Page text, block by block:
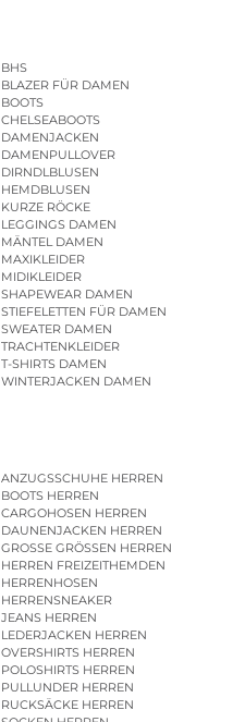
BHS
BLAZER FÜR DAMEN
BOOTS
CHELSEABOOTS
DAMENJACKEN
DAMENPULLOVER
DIRNDLBLUSEN
HEMDBLUSEN
KURZE RÖCKE
LEGGINGS DAMEN
MÄNTEL DAMEN
MAXIKLEIDER
MIDIKLEIDER
SHAPEWEAR DAMEN
STIEFELETTEN FÜR DAMEN
SWEATER DAMEN
TRACHTENKLEIDER
T-SHIRTS DAMEN
WINTERJACKEN DAMEN
ANZUGSSCHUHE HERREN
BOOTS HERREN
CARGOHOSEN HERREN
DAUNENJACKEN HERREN
GROSSE GRÖSSEN HERREN
HERREN FREIZEITHEMDEN
HERRENHOSEN
HERRENSNEAKER
JEANS HERREN
LEDERJACKEN HERREN
OVERSHIRTS HERREN
POLOSHIRTS HERREN
PULLUNDER HERREN
RUCKSÄCKE HERREN